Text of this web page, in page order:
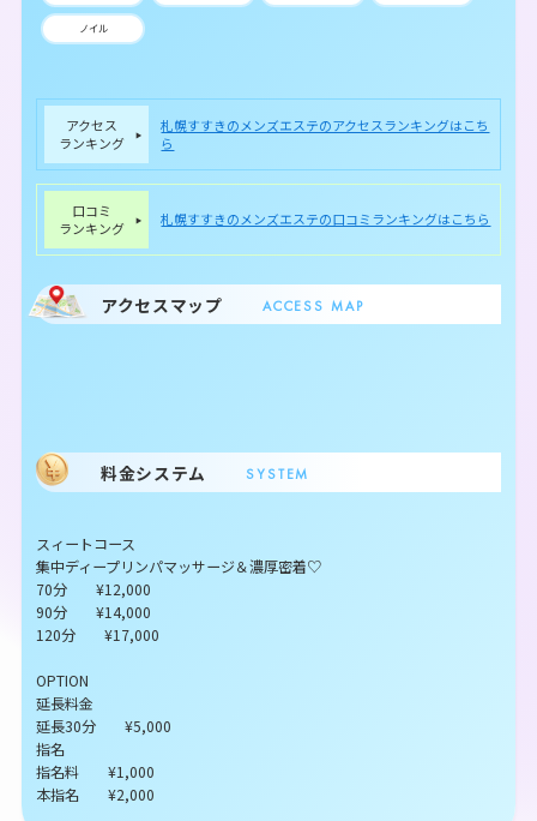
ノイル
アクセス
ランキング
札幌すすきのメンズエステのアクセスランキングはこち
ら
口コミ
ランキング
札幌すすきのメンズエステの口コミランキングはこちら
アクセスマップ ACCESS MAP
料金システム SYSTEM
スィートコース
集中ディープリンパマッサージ＆濃厚密着♡
70分 ¥12,000
90分 ¥14,000
120分 ¥17,000
OPTION
延長料金
延長30分 ¥5,000
指名
指名料 ¥1,000
本指名 ¥2,000